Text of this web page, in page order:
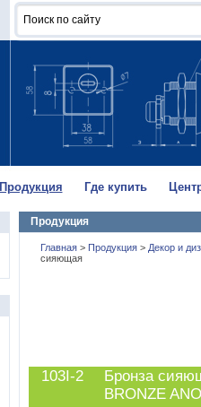
Продукция Где купить
Продукция
Главная > Продукция > Декор и
сияющая
103I-2
Бронза
BRONZE